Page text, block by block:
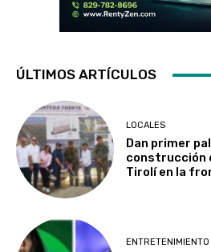
ÚLTIMOS ARTÍCULOS
LOCALES
Dan primer
construcción
Tirolí en la
ENTRETENIMIENTO